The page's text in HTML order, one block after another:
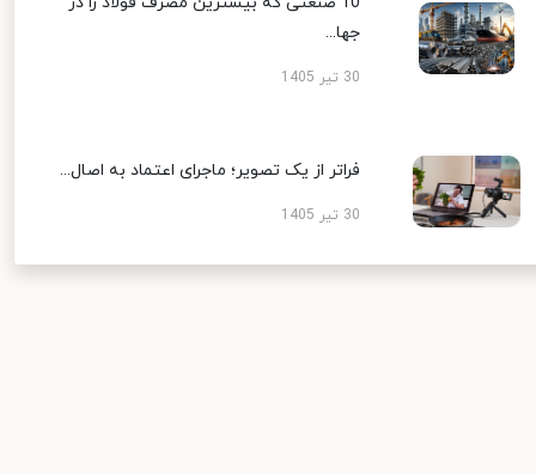
جها...
30 تیر 1405
فراتر از یک تصویر؛ ماجرای اعتماد به اصال...
30 تیر 1405